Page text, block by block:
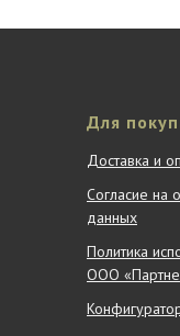
Для
Доставка и
Согласие на
данных
Политика
ООО